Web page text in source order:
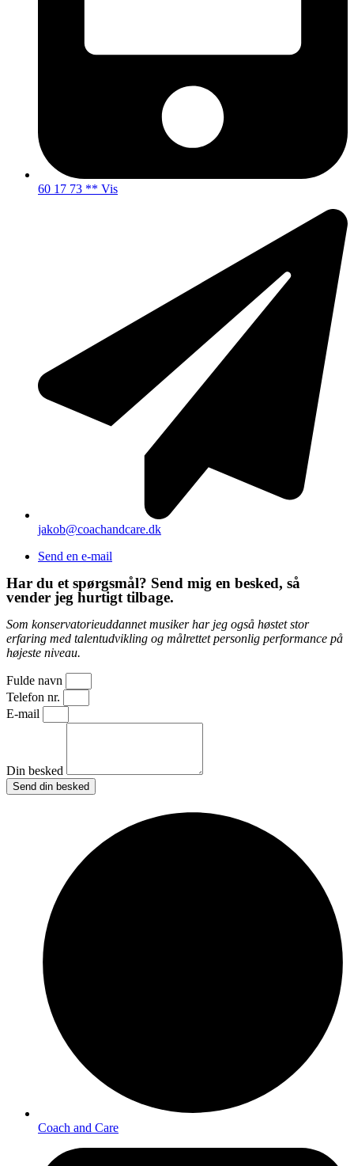
60 17 73 ** Vis
jakob@coachandcare.dk
Send en e-mail
Har du et spørgsmål? Send mig en besked, så
vender jeg hurtigt tilbage.
Som konservatorieuddannet musiker har jeg også høstet stor
erfaring med talentudvikling og målrettet personlig performance på
højeste niveau.
Fulde navn
Telefon nr.
E-mail
Din besked
Send din besked
Coach and Care